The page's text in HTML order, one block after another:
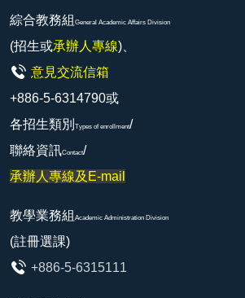
綜合教務組 General Academic Affairs Division
(招生或承辦人專線)、
意見交流信箱
+886-5-6314790或
各招生類別 Types of enrollment/
聯絡資訊Contact/
承辦人專線及E-mail
教學業務組 Academic Administration Division
(註冊選課)
+886-5-6315111